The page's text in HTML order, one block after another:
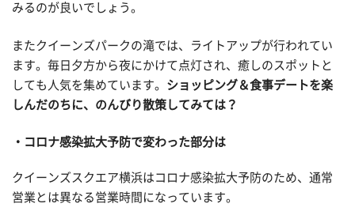
みるのが良いでしょう。
またクイーンズパークの滝では、ライトアップが行われてい
ます。毎日夕方から夜にかけて点灯され、癒しのスポットと
しても人気を集めています。 ショッピング＆食事デートを楽
しんだのちに、のんびり散策してみては？
コロナ感染拡大予防で変わった部分は
クイーンズスクエア横浜はコロナ感染拡大予防のため、通常
営業とは異なる営業時間になっています。